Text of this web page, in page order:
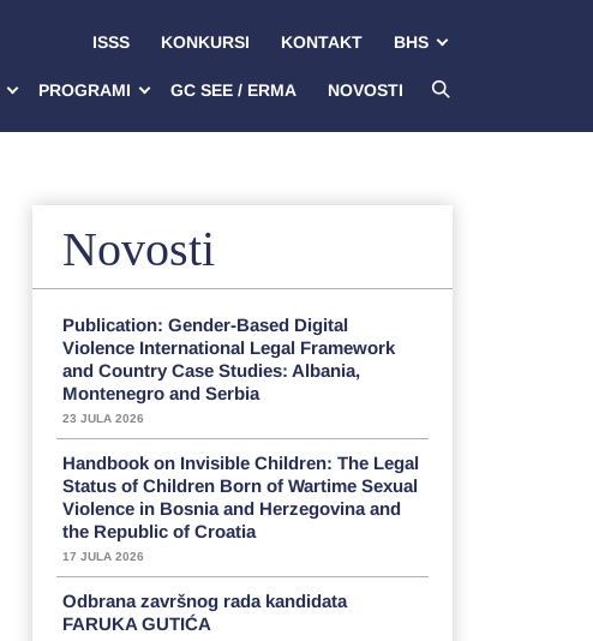
ISSS KONKURSI KONTAKT BHS
PROGRAMI GC SEE / ERMA NOVOSTI
Novosti
Publication: Gender-Based Digital
Violence International Legal Framework
and Country Case Studies: Albania,
Montenegro and Serbia
23 JULA 2026
Handbook on Invisible Children: The Legal
Status of Children Born of Wartime Sexual
Violence in Bosnia and Herzegovina and
the Republic of Croatia
17 JULA 2026
Odbrana završnog rada kandidata
FARUKA GUTIĆA